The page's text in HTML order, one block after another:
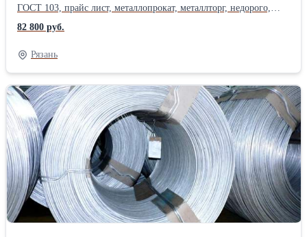
ГОСТ 103, прайс лист, металлопрокат, металлторг, недорого,
Полоса: 25х4; 30х4; 40х4; 50х4; 60х6; 80х8 , 100х8; Сталь
полосовая, длина до 6м. сталь 3. Полоса стальная является
превосходным материалом для изготовления уголков,
швеллеров, металлоконструкций, корпусных элементов, свай,
рессор и пр. Отгрузка по весам. Сертификат. Металл можно
купить сегодня , в розницу, от 1 штуки. Работаем с
организациями и частными лицами. Возможна доставка .
Полоса 20 ; Полоса 25; Полоса 30; Полоса 40; Полоса 80;Полоса
50; Полоса 60 ; Полоса 100; Полоса 70; Полоса 45; Продажа
металлопроката, стальная арматура, арматура а1, а3, рифленая и
гладкая, полоса , квадрат , круглая труба, профильные трубы ,
балка, двутавр, оцинковка, швеллер , лист
металлический. Полоса стальная является превосходным
материалом для изготовления уголков, швеллеров,
металлоконструкций, корпусных элементов, свай, рессор и пр.
82 800 руб.
Рязань